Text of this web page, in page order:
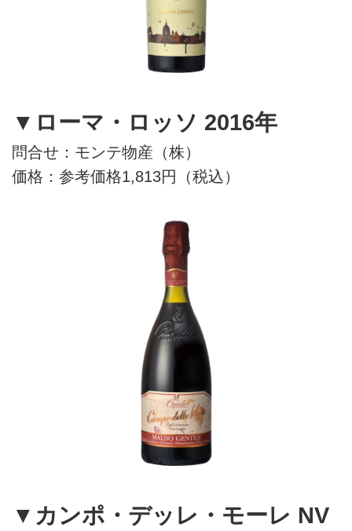
▼ローマ・ロッソ 2016年
問合せ：モンテ物産（株）
価格：参考価格1,813円（税込）
▼カンポ・デッレ・モーレ NV